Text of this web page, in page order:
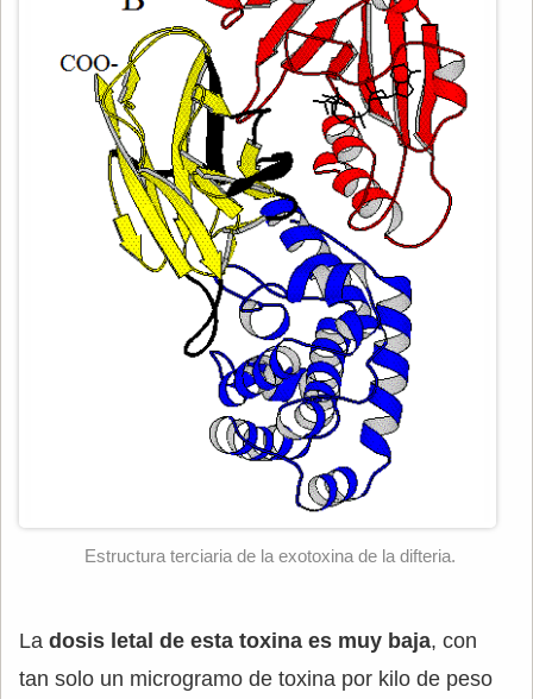
Estructura terciaria de la exotoxina de la difteria.
La dosis letal de esta toxina es muy baja, con
tan solo un microgramo de toxina por kilo de peso